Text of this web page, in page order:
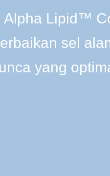
Alpha Lipid™
sel
yang